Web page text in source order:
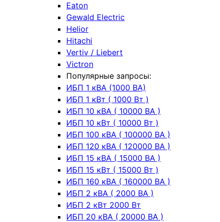
Eaton
Gewald Electric
Helior
Hitachi
Vertiv / Liebert
Victron
Популярные запросы:
ИБП 1 кВА (1000 ВА)
ИБП 1 кВт ( 1000 Вт )
ИБП 10 кВА ( 10000 ВА )
ИБП 10 кВт ( 10000 Вт )
ИБП 100 кВА ( 100000 ВА )
ИБП 120 кВА ( 120000 ВА )
ИБП 15 кВА ( 15000 ВА )
ИБП 15 кВт ( 15000 Вт )
ИБП 160 кВА ( 160000 ВА )
ИБП 2 кВА ( 2000 ВА )
ИБП 2 кВт 2000 Вт
ИБП 20 кВА ( 20000 ВА )